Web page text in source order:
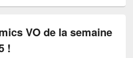
VO de la semaine
!